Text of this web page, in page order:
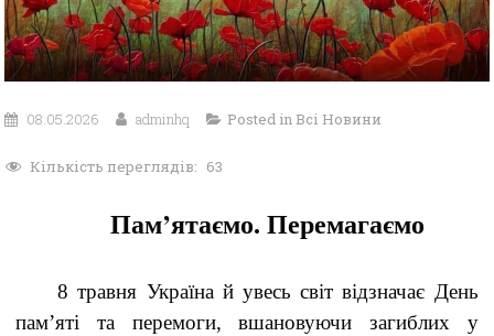
08.05.2026 adminhq Posted in Всі Новини
Кількість переглядів: 63
Пам’ятаємо. Перемагаємо
8 травня Україна й увесь світ відзначає День
пам’яті та перемоги, вшановуючи загиблих у